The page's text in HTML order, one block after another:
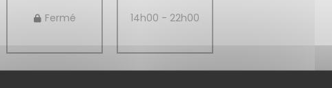
Fermé 14h00 - 22h00